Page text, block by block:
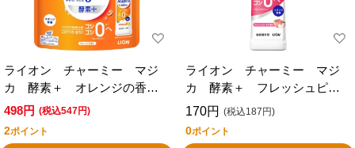
ライオン チャーミー マジ
カ 酵素＋ オレンジの香
り つめかえ 超特大 １０
498円 (税込547円)
2ポイント
ライオン チャーミー マジ
カ 酵素＋ フレッシュピー
チの香り 本体 ２２０ｍｌ
170円 (税込187円)
0ポイント